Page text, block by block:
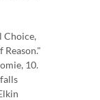
Choice,
10.